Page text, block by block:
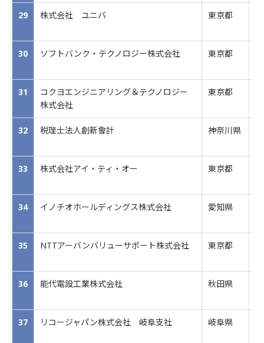
29 株式会社 ユニバ 東京都
30 ソフトバンク・テクノロジー株式会社 東京都
31
コクヨエンジニアリング＆テクノロジー
株式会社
東京都
32 税理士法人創新會計 神奈川県
33 株式会社アイ・ティ・オー 東京都
34 イノチオホールディングス株式会社 愛知県
35 NTTアーバンバリューサポート株式会社 東京都
36 能代電設工業株式会社 秋田県
37 リコージャパン株式会社 岐阜支社 岐阜県